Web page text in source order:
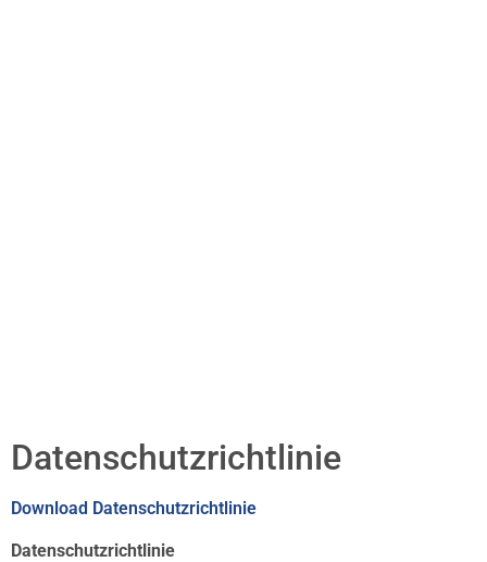
Datenschutzrichtlinie
Download Datenschutzrichtlinie
Datenschutzrichtlinie